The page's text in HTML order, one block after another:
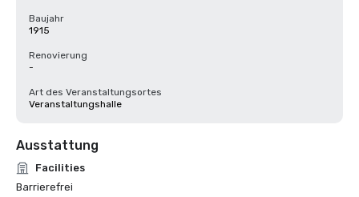
Baujahr
1915
Renovierung
-
Art des Veranstaltungsortes
Veranstaltungshalle
Ausstattung
Facilities
Barrierefrei